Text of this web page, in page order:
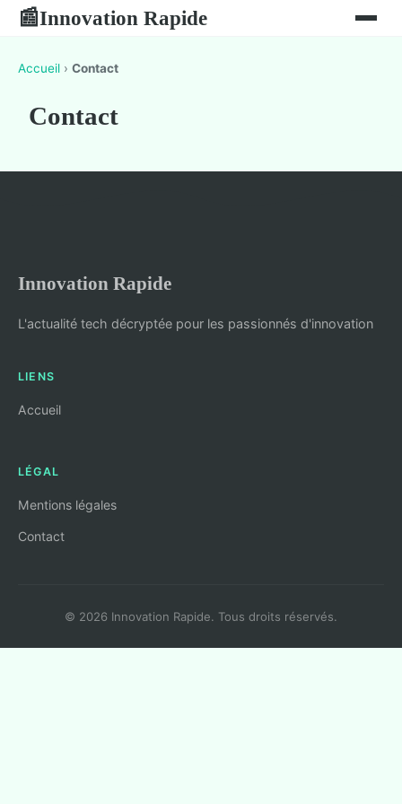
📰Innovation Rapide
Accueil › Contact
Contact
Innovation Rapide
L'actualité tech décryptée pour les passionnés d'innovation
LIENS
Accueil
LÉGAL
Mentions légales
Contact
© 2026 Innovation Rapide. Tous droits réservés.